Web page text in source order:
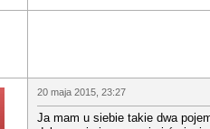
20 maja 2015, 23:27
Ja mam u siebie takie dwa